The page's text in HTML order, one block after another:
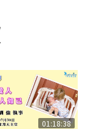
旬期避靜」—【逾
意義與益處
01:18:38